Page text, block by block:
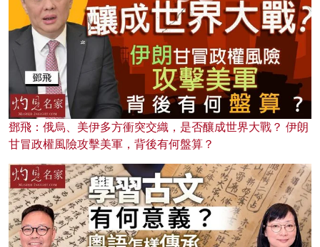
鄧飛：俄烏、美伊多方衝突交織，是否釀成世界大戰？ 伊朗
甘冒政權風險攻擊美軍，背後有何盤算？